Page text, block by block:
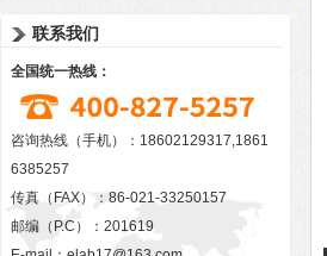
联系我们
全国统一热线：
咨询热线（手机）：18602129317,1861
6385257
传真（FAX）：86-021-33250157
邮编（P.C）：201619